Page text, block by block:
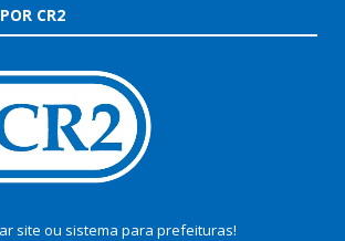
CR2
site ou sistema para prefeituras!